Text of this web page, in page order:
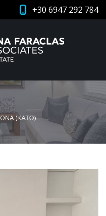
+30 6947 292 784
(ΚΑΤΩ)